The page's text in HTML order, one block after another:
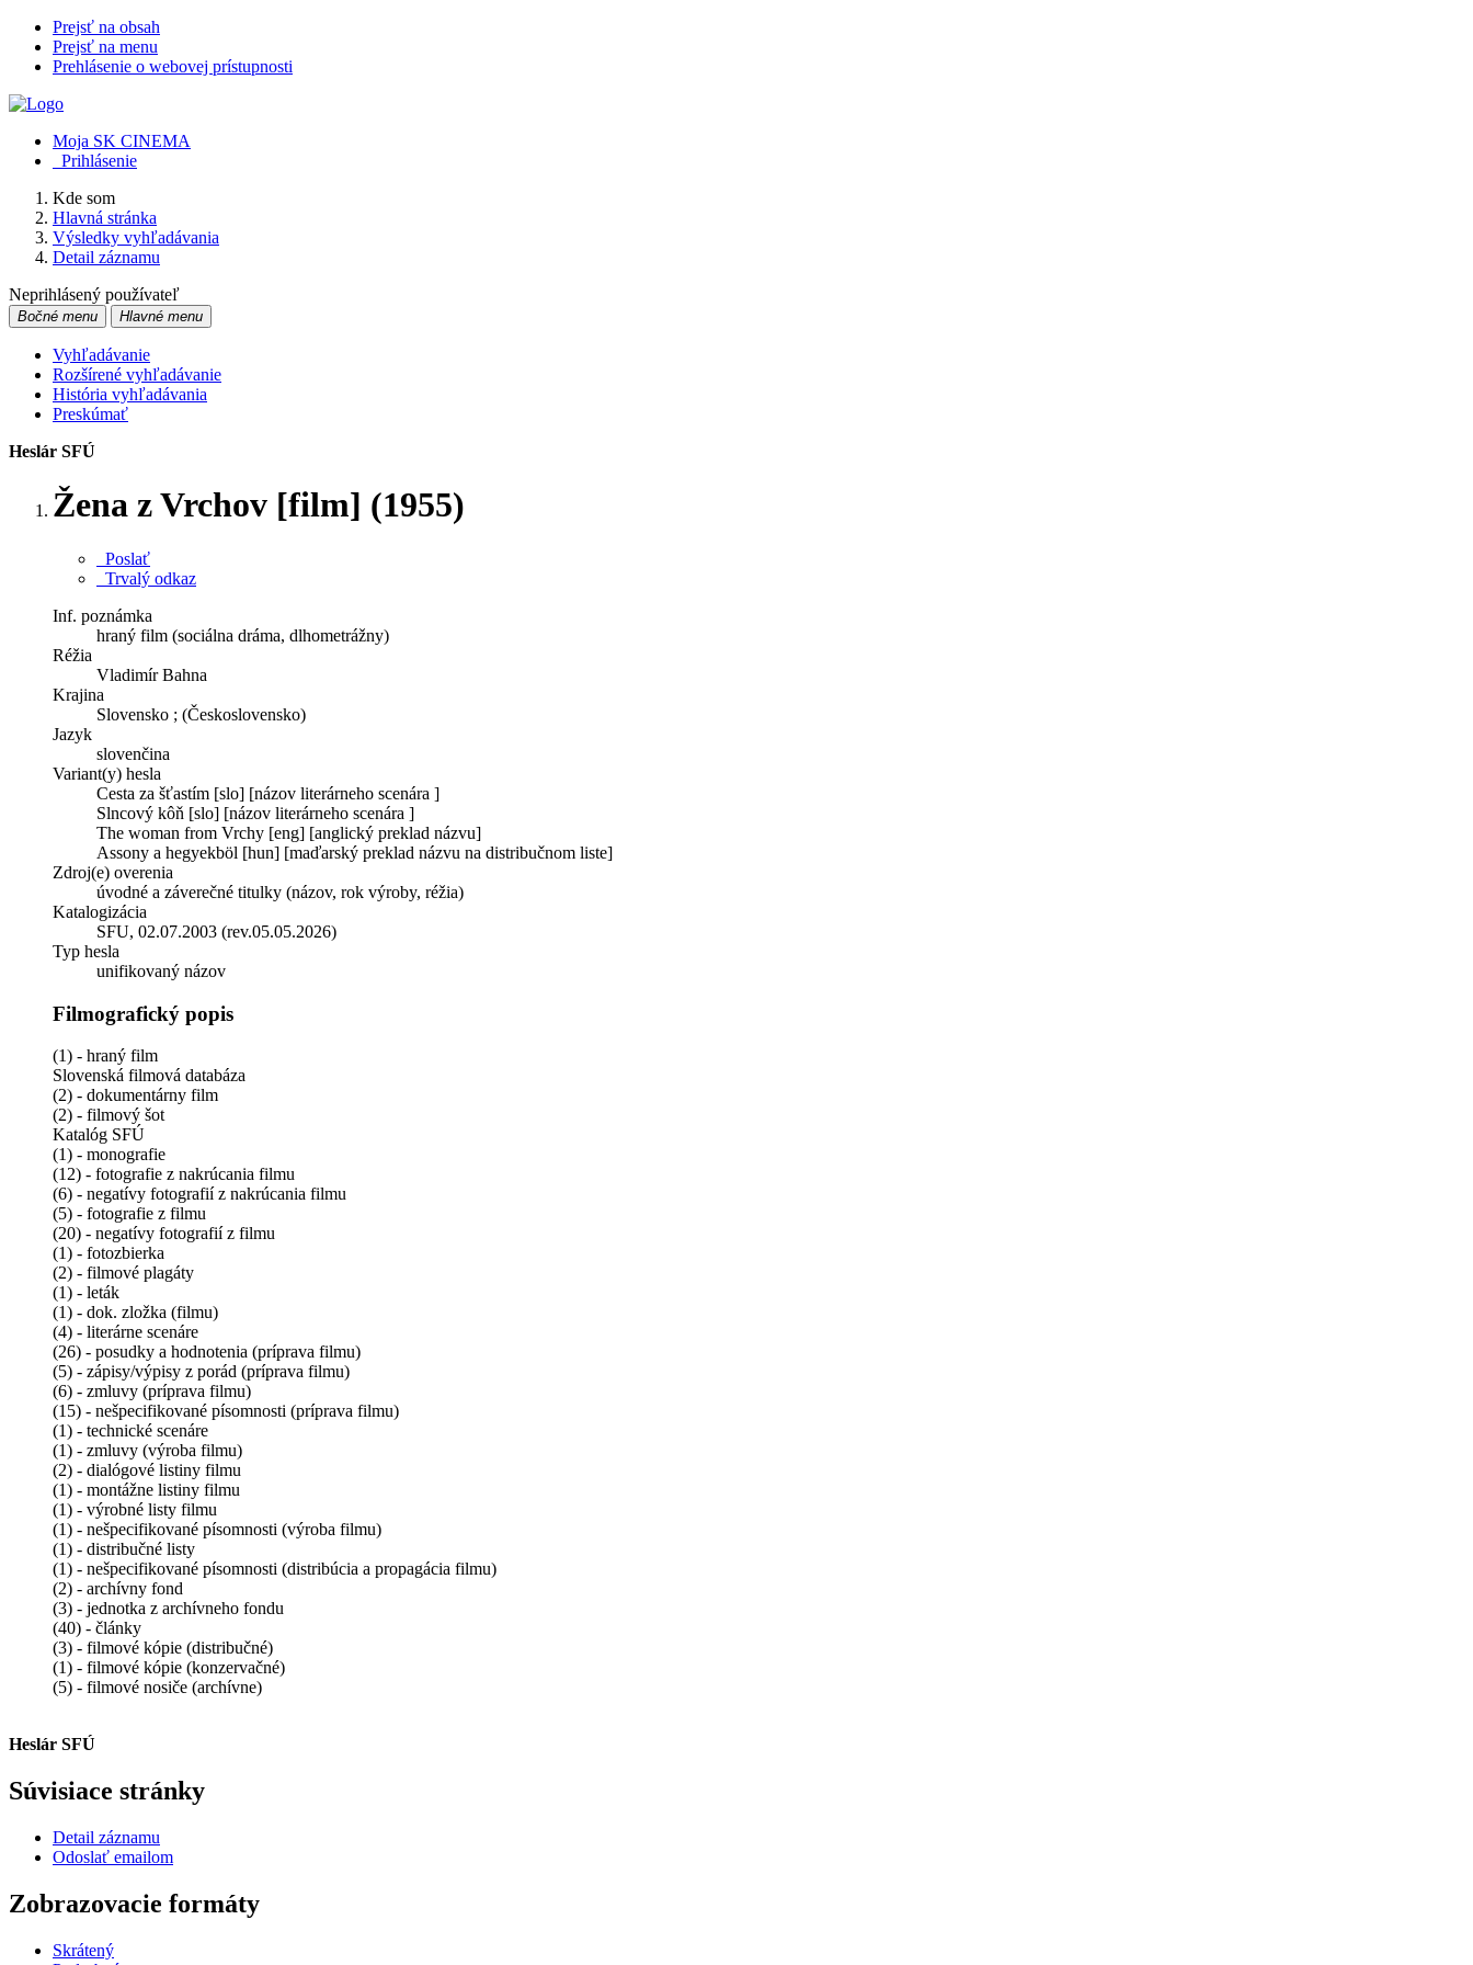
Prejsť na obsah
Prejsť na menu
Prehlásenie o webovej prístupnosti
Moja SK CINEMA
Prihlásenie
Kde som
Hlavná stránka
Výsledky vyhľadávania
Detail záznamu
Neprihlásený používateľ
Bočné menu Hlavné menu
Vyhľadávanie
Rozšírené vyhľadávanie
História vyhľadávania
Preskúmať
Heslár SFÚ
Žena z Vrchov [film] (1955)
Poslať
Trvalý odkaz
Inf. poznámka
hraný film (sociálna dráma, dlhometrážny)
Réžia
Vladimír Bahna
Krajina
Slovensko ; (Československo)
Jazyk
slovenčina
Variant(y) hesla
Cesta za šťastím [slo] [názov literárneho scenára ]
Slncový kôň [slo] [názov literárneho scenára ]
The woman from Vrchy [eng] [anglický preklad názvu]
Assony a hegyekböl [hun] [maďarský preklad názvu na distribučnom liste]
Zdroj(e) overenia
úvodné a záverečné titulky (názov, rok výroby, réžia)
Katalogizácia
SFU, 02.07.2003 (rev.05.05.2026)
Typ hesla
unifikovaný názov
Filmografický popis
(1) - hraný film
Slovenská filmová databáza
(2) - dokumentárny film
(2) - filmový šot
Katalóg SFÚ
(1) - monografie
(12) - fotografie z nakrúcania filmu
(6) - negatívy fotografií z nakrúcania filmu
(5) - fotografie z filmu
(20) - negatívy fotografií z filmu
(1) - fotozbierka
(2) - filmové plagáty
(1) - leták
(1) - dok. zložka (filmu)
(4) - literárne scenáre
(26) - posudky a hodnotenia (príprava filmu)
(5) - zápisy/výpisy z porád (príprava filmu)
(6) - zmluvy (príprava filmu)
(15) - nešpecifikované písomnosti (príprava filmu)
(1) - technické scenáre
(1) - zmluvy (výroba filmu)
(2) - dialógové listiny filmu
(1) - montážne listiny filmu
(1) - výrobné listy filmu
(1) - nešpecifikované písomnosti (výroba filmu)
(1) - distribučné listy
(1) - nešpecifikované písomnosti (distribúcia a propagácia filmu)
(2) - archívny fond
(3) - jednotka z archívneho fondu
(40) - články
(3) - filmové kópie (distribučné)
(1) - filmové kópie (konzervačné)
(5) - filmové nosiče (archívne)
Heslár SFÚ
Súvisiace stránky
Detail záznamu
Odoslať emailom
Zobrazovacie formáty
Skrátený